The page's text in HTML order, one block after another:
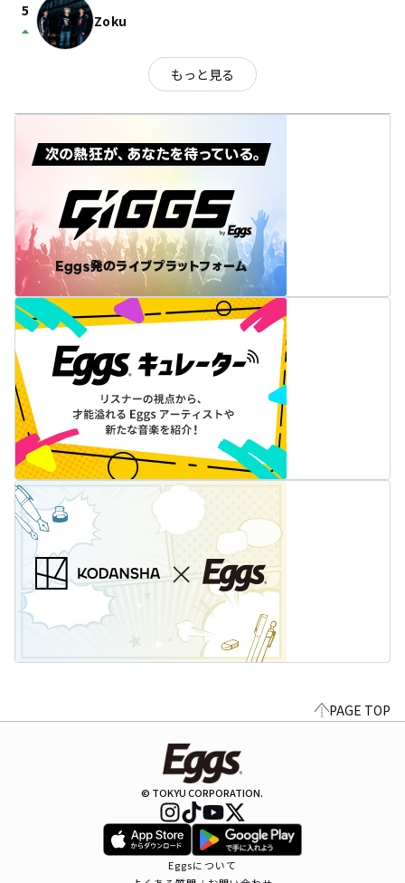
5
arrow_drop_up Zoku
もっと見る
PAGE TOP
© TOKYU CORPORATION.
Eggsについて